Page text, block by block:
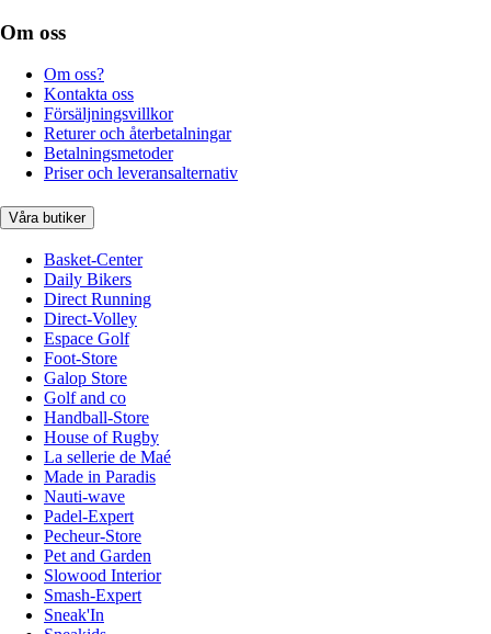
Om oss
Om oss?
Kontakta oss
Försäljningsvillkor
Returer och återbetalningar
Betalningsmetoder
Priser och leveransalternativ
Våra butiker
Basket-Center
Daily Bikers
Direct Running
Direct-Volley
Espace Golf
Foot-Store
Galop Store
Golf and co
Handball-Store
House of Rugby
La sellerie de Maé
Made in Paradis
Nauti-wave
Padel-Expert
Pecheur-Store
Pet and Garden
Slowood Interior
Smash-Expert
Sneak'In